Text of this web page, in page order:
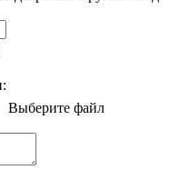
Выберите файл